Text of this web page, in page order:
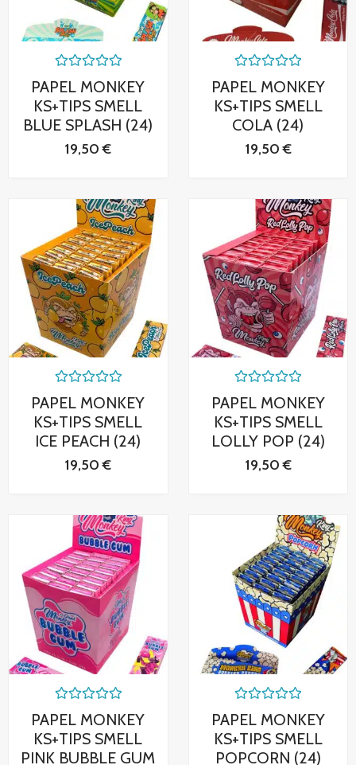
con
0
de
5
PAPEL MONKEY
KS+TIPS SMELL
BLUE SPLASH (24)
19,50€
con
0
de
5
PAPEL MONKEY
KS+TIPS SMELL
COLA (24)
19,50€
con
0
de
5
PAPEL MONKEY
KS+TIPS SMELL
ICE PEACH (24)
19,50€
con
0
de
PAPEL MONKEY
KS+TIPS SMELL
LOLLY POP (24)
19,50€
con
0
de
PAPEL MONKEY
KS+TIPS SMELL
PINK BUBBLE GUM
con
0
de
5
PAPEL MONKEY
KS+TIPS SMELL
POPCORN (24)